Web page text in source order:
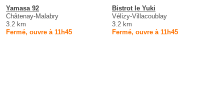
Yamasa 92
Châtenay-Malabry
3.2 km
Fermé, ouvre à 11h45
Bistrot le Yuki
Vélizy-Villacoublay
3.2 km
Fermé, ouvre à 11h45